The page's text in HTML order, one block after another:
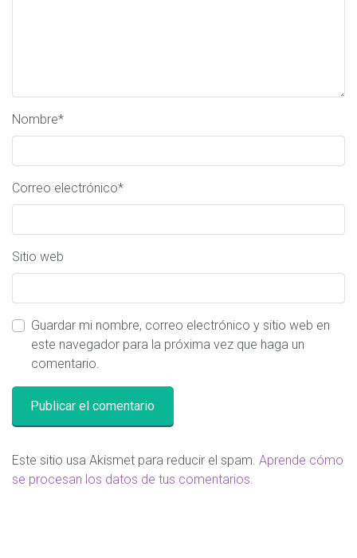
Nombre*
Correo electrónico*
Sitio web
Guardar mi nombre, correo electrónico y sitio web en
este navegador para la próxima vez que haga un
comentario.
Este sitio usa Akismet para reducir el spam. Aprende cómo
se procesan los datos de tus comentarios